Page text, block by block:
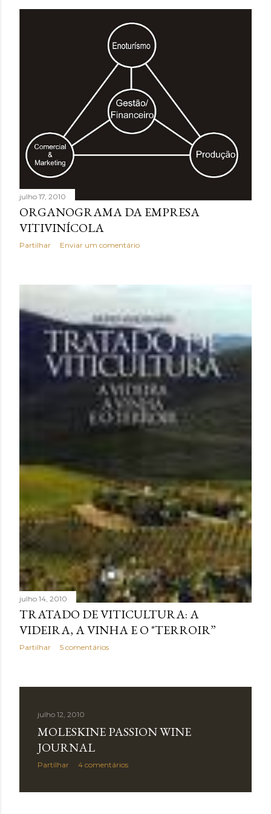
julho 17, 2010
ORGANOGRAMA DA EMPRESA
VITIVINÍCOLA
Partilhar Enviar um comentário
julho 14, 2010
TRATADO DE VITICULTURA: A
VIDEIRA, A VINHA E O "TERROIR”
Partilhar 5 comentários
julho 12, 2010
MOLESKINE PASSION WINE
JOURNAL
Partilhar 4 comentários